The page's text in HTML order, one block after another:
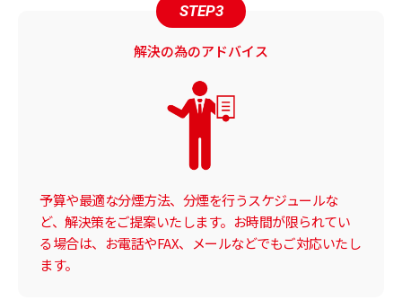
STEP3
解決の為のアドバイス
予算や最適な分煙方法、分煙を行うスケジュールな
ど、解決策をご提案いたします。お時間が限られてい
る場合は、お電話やFAX、メールなどでもご対応いたし
ます。